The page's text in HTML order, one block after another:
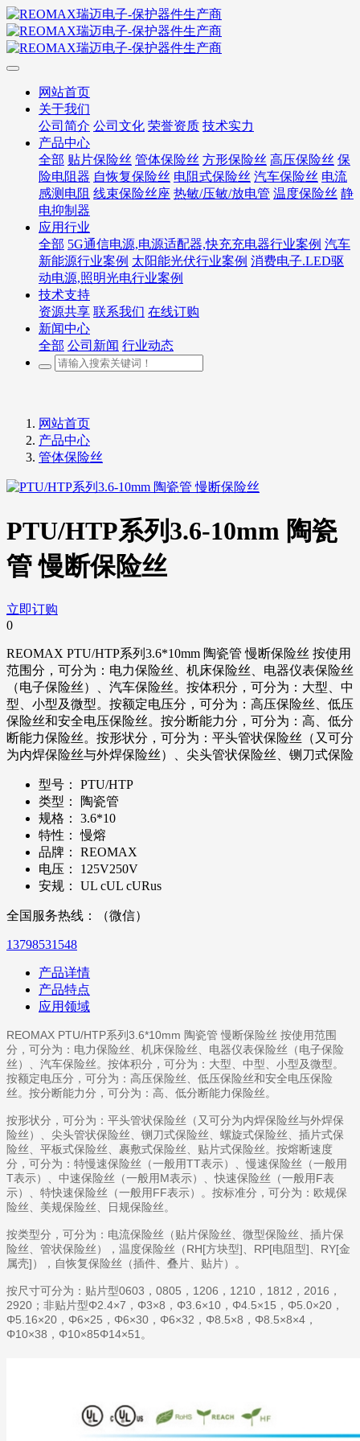
网站首页
关于我们
公司简介 公司文化 荣誉资质 技术实力
产品中心
全部 贴片保险丝 管体保险丝 方形保险丝 高压保险丝 保
险电阻器 自恢复保险丝 电阻式保险丝 汽车保险丝 电流
感测电阻 线束保险丝座 热敏/压敏/放电管 温度保险丝 静
电抑制器
应用行业
全部 5G通信电源,电源适配器,快充充电器行业案例 汽车
新能源行业案例 太阳能光伏行业案例 消费电子.LED驱
动电源,照明光电行业案例
技术支持
资源共享 联系我们 在线订购
新闻中心
全部 公司新闻 行业动态
网站首页
产品中心
管体保险丝
PTU/HTP系列3.6-10mm 陶瓷
管 慢断保险丝
立即订购
0
REOMAX PTU/HTP系列3.6*10mm 陶瓷管 慢断保险丝 按使用
范围分，可分为：电力保险丝、机床保险丝、电器仪表保险丝
（电子保险丝）、汽车保险丝。按体积分，可分为：大型、中
型、小型及微型。按额定电压分，可分为：高压保险丝、低压
保险丝和安全电压保险丝。按分断能力分，可分为：高、低分
断能力保险丝。按形状分，可分为：平头管状保险丝（又可分
为内焊保险丝与外焊保险丝）、尖头管状保险丝、铡刀式保险
型号：
PTU/HTP
类型：
陶瓷管
规格：
3.6*10
特性： 慢熔
品牌：
REOMAX
电压：
125V250V
安规：
UL cUL cURus
全国服务热线：（微信）
13798531548
产品详情
产品特点
应用领域
REOMAX PTU/HTP系列3.6*10mm 陶瓷管 慢断保险丝 按使用范围
分，可分为：电力保险丝、机床保险丝、电器仪表保险丝（电子保险
丝）、汽车保险丝。按体积分，可分为：大型、中型、小型及微型。
按额定电压分，可分为：高压保险丝、低压保险丝和安全电压保险
丝。按分断能力分，可分为：高、低分断能力保险丝。
按形状分，可分为：平头管状保险丝（又可分为内焊保险丝与外焊保
险丝）、尖头管状保险丝、铡刀式保险丝、螺旋式保险丝、插片式保
险丝、平板式保险丝、裹敷式保险丝、贴片式保险丝。按熔断速度
分，可分为：特慢速保险丝（一般用TT表示）、慢速保险丝（一般用
T表示）、中速保险丝（一般用M表示）、快速保险丝（一般用F表
示）、特快速保险丝（一般用FF表示）。按标准分，可分为：欧规保
险丝、美规保险丝、日规保险丝。
按类型分，可分为：电流保险丝（贴片保险丝、微型保险丝、插片保
险丝、管状保险丝），温度保险丝（RH[方块型]、RP[电阻型]、RY[金
属壳]），自恢复保险丝（插件、叠片、贴片）。
按尺寸可分为：贴片型0603，0805，1206，1210，1812，2016，
2920；非贴片型Φ2.4×7，Φ3×8，Φ3.6×10，Φ4.5×15，Φ5.0×20，
Φ5.16×20，Φ6×25，Φ6×30，Φ6×32，Φ8.5×8，Φ8.5×8×4，
Φ10×38，Φ10×85Φ14×51。